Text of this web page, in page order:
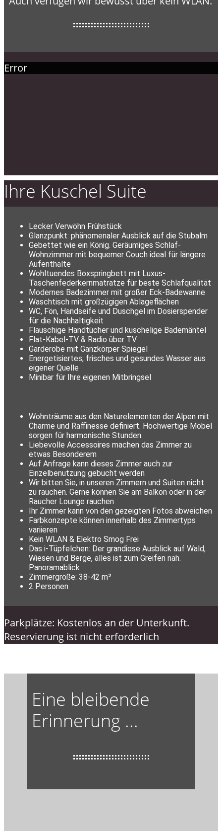
Error
Ihre Kuschel Suite
Lecker Verwöhn Frühstück
Glanzpunkt: phänomenaler Ausblick auf die Stubalm
Gebettet wie ein König. Geräumiges Schlaf-
Wohnzimmer mit bequemer Couch ideal für längere
Aufenthalte
Wohltuendes Boxspringbett mit Luxus-
Taschenfederkernmatratze für beste Schlafqualität
Modernes Badezimmer mit großer Eck-Badewanne
Waschtisch mit großzügigen Ablageflächen
WC, Fön, Handseife und Duschgel im Dosierspender
für die Nachhaltigkeit
Flauschige Handtücher und kuschelige Bademäntel
Flat-Kabel-TV & Radio über TV
Garderobe mit Ganzkörper Spiegel
Energetisiertes, frisches und gesundes Wasser aus
eigener Quelle
Minibar für Ihre eigenen Mitbringsel
Wohnträume aus den Naturelementen der Alpen mit
Charme und Raffinesse definiert. Hochwertige Möbel
sorgen für harmonische Stunden.
Liebevolle Accessoires machen das Zimmer zu
etwas Besonderem
Auf Anfrage kann dieses Zimmer auch zur
Einzelbenutzung gebucht werden
Wir bitten Sie, in unseren Zimmern und Suiten nicht
zu rauchen. Gerne können Sie am Balkon oder in der
Raucher Lounge rauchen
Ihr Zimmer kann von den gezeigten Fotos abweichen
Farbkonzepte können innerhalb des Zimmertyps
variieren
Kein WLAN & Elektro Smog Frei
Das i-Tüpfelchen: Der grandiose Ausblick auf Wald,
Wiesen und Berge, alles ist zum Greifen nah.
Panoramablick
Zimmergröße: 38-42 m²
2 Personen
Parkplätze: Kostenlos an der Unterkunft.
Reservierung ist nicht erforderlich
Eine bleibende
Erinnerung ...